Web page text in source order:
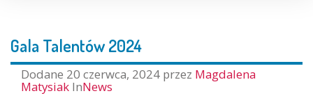
Gala Talentów 2024
Dodane 20 czerwca, 2024 przez Magdalena
Matysiak InNews